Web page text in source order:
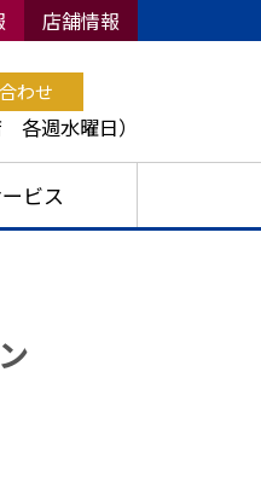
店舗情報
わせ
週水曜日）
ビス